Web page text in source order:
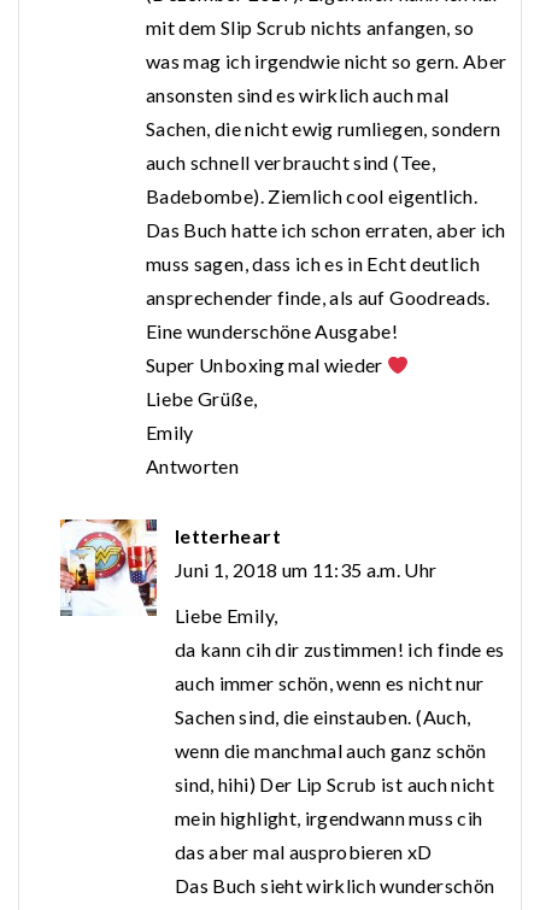
mit dem Slip Scrub nichts anfangen, so
was mag ich irgendwie nicht so gern. Aber
ansonsten sind es wirklich auch mal
Sachen, die nicht ewig rumliegen, sondern
auch schnell verbraucht sind (Tee,
Badebombe). Ziemlich cool eigentlich.
Das Buch hatte ich schon erraten, aber ich
muss sagen, dass ich es in Echt deutlich
ansprechender finde, als auf Goodreads.
Eine wunderschöne Ausgabe!
Super Unboxing mal wieder
Liebe Grüße,
Emily
Antworten
letterheart
Juni 1, 2018 um 11:35 a.m. Uhr
Liebe Emily,
da kann cih dir zustimmen! ich finde es
auch immer schön, wenn es nicht nur
Sachen sind, die einstauben. (Auch,
wenn die manchmal auch ganz schön
sind, hihi) Der Lip Scrub ist auch nicht
mein highlight, irgendwann muss cih
das aber mal ausprobieren xD
Das Buch sieht wirklich wunderschön